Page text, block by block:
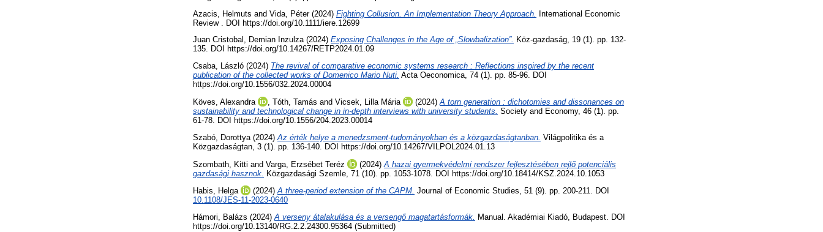
Azacis, Helmuts and Vida, Péter(2024) Fighting Collusion. An Implementation Theory Approach. International Economic
Review . DOI https://doi.org/10.1111/iere.12699
Juan Cristobal, Demian Inzulza(2024) Exposing Challenges in the Age of „Slowbalization”. Köz-gazdaság, 19 (1). pp. 132-
135. DOI https://doi.org/10.14267/RETP2024.01.09
Csaba, László (2024) The revival of comparative economic systems research : Reflections inspired by the recent
publication of the collected works of Domenico Mario Nuti. Acta Oeconomica, 74 (1). pp. 85-96. DOI
https://doi.org/10.1556/032.2024.00004
Köves, Alexandra
, Tóth, Tamás and Vicsek, Lilla Mária (2024)A torn generation : dichotomies and dissonances on
sustainability and technological change in in-depth interviews with university students. Society and Economy, 46 (1). pp.
61-78. DOI https://doi.org/10.1556/204.2023.00014
Szabó, Dorottya (2024) Az érték helye a menedzsment-tudományokban és a közgazdaságtanban. Világpolitika és a
Közgazdaságtan, 3 (1). pp. 136-140. DOI https://doi.org/10.14267/VILPOL2024.01.13
Szombath, Kitti and Varga, Erzsébet Teréz (2024) A hazai gyermekvédelmi rendszer fejlesztésében rejlő potenciális
gazdasági hasznok. Közgazdasági Szemle, 71 (10). pp. 1053-1078. DOI https://doi.org/10.18414/KSZ.2024.10.1053
Habis, Helga
(2024)A three-period extension of the CAPM. Journal of Economic Studies, 51 (9). pp. 200-211. DOI
10.1108/JES-11-2023-0640
Hámori, Balázs (2024)A verseny átalakulása és a versengő magatartásformák. Manual. Akadémiai Kiadó, Budapest. DOI
https://doi.org/10.13140/RG.2.2.24300.95364 (Submitted)